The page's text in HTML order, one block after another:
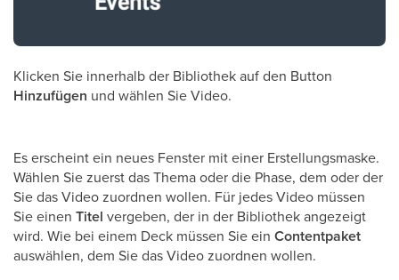
Klicken Sie innerhalb der Bibliothek auf den Button
Hinzufügen und wählen Sie Video.
Es erscheint ein neues Fenster mit einer Erstellungsmaske.
Wählen Sie zuerst das Thema oder die Phase, dem oder der
Sie das Video zuordnen wollen. Für jedes Video müssen
Sie einen Titel vergeben, der in der Bibliothek angezeigt
wird. Wie bei einem Deck müssen Sie ein Contentpaket
auswählen, dem Sie das Video zuordnen wollen.